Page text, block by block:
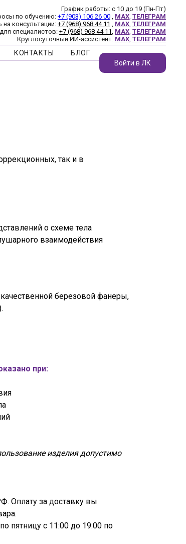
График работы: с 10 до 19 (Пн-Пт)
по обучению:+7 (903) 106 26 00 , MAX, ТЕЛЕГРАМ
на консультации:+7 (968) 968 44 11 , MAX, ТЕЛЕГРАМ
специалистов:+7 (968) 968 44 11, MAX, ТЕЛЕГРАМ
Круглосуточный ИИ-ассистент: MAX, ТЕЛЕГРАМ
Войти в ЛК
КОНТАКТЫ БЛОГ
так и в
о схеме тела
взаимодействия
березовой фанеры,
при:
изделия допустимо
Оплату за доставку вы
пятницу с 11:00 до 19:00 по